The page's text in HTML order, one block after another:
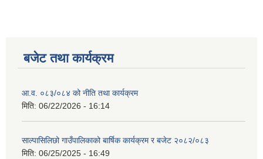
बजेट तथा कार्यक्रम
आ.व. ०८३/०८४ को नीति तथा कार्यक्रम
मिति: 06/22/2026 - 16:14
साल्पासिलिछो गाउँपालिकाको बार्षिक कार्यक्रम र बजेट २०८२/०८३
मिति: 06/25/2025 - 16:49